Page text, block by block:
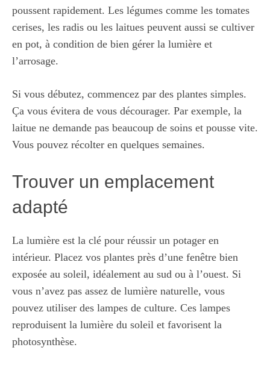
poussent rapidement. Les légumes comme les tomates
cerises, les radis ou les laitues peuvent aussi se cultiver
en pot, à condition de bien gérer la lumière et
l’arrosage.
Si vous débutez, commencez par des plantes simples.
Ça vous évitera de vous décourager. Par exemple, la
laitue ne demande pas beaucoup de soins et pousse vite.
Vous pouvez récolter en quelques semaines.
Trouver un emplacement
adapté
La lumière est la clé pour réussir un potager en
intérieur. Placez vos plantes près d’une fenêtre bien
exposée au soleil, idéalement au sud ou à l’ouest. Si
vous n’avez pas assez de lumière naturelle, vous
pouvez utiliser des lampes de culture. Ces lampes
reproduisent la lumière du soleil et favorisent la
photosynthèse.